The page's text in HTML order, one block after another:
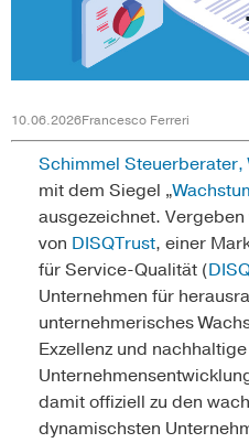
10.06.2026Francesco Ferreri
Schimmel
mit dem Siegel „
ausgezeichnet.
von DISQTrust, einer
für Service-Qualität (
Unternehmen für
unternehmerisches
Exzellenz und nachhaltige
damit offiziell zu den
dynamischsten